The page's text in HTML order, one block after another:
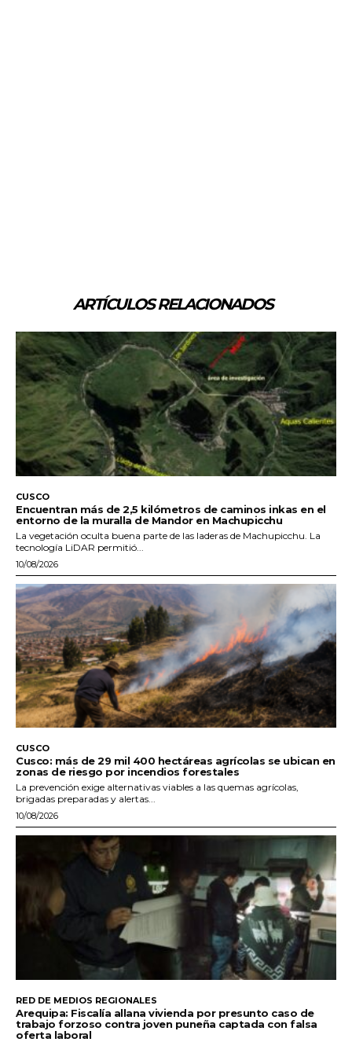
ARTÍCULOS RELACIONADOS
CUSCO
Encuentran más de 2,5 kilómetros de caminos inkas en el
entorno de la muralla de Mandor en Machupicchu
La vegetación oculta buena parte de las laderas de Machupicchu. La
tecnología LiDAR permitió...
10/08/2026
CUSCO
Cusco: más de 29 mil 400 hectáreas agrícolas se ubican en
zonas de riesgo por incendios forestales
La prevención exige alternativas viables a las quemas agrícolas,
brigadas preparadas y alertas...
10/08/2026
RED DE MEDIOS REGIONALES
Arequipa: Fiscalía allana vivienda por presunto caso de
trabajo forzoso contra joven puneña captada con falsa
oferta laboral